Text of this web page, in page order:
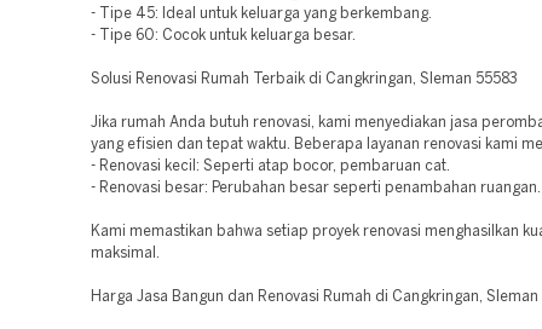
- Tipe 45: Ideal untuk keluarga yang berkembang.
- Tipe 60: Cocok untuk keluarga besar.
Solusi Renovasi Rumah Terbaik di Cangkringan, Sleman 55583
Jika rumah Anda butuh renovasi, kami menyediakan jasa
yang efisien dan tepat waktu. Beberapa layanan renovasi kami
- Renovasi kecil: Seperti atap bocor, pembaruan cat.
- Renovasi besar: Perubahan besar seperti penambahan ruangan.
Kami memastikan bahwa setiap proyek renovasi menghasilkan
maksimal.
Harga Jasa Bangun dan Renovasi Rumah di Cangkringan, Sleman